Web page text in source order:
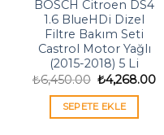
BOSCH Citroen DS4
1.6 BlueHDi Dizel
Filtre Bakım Seti
Castrol Motor Yağlı
(2015-2018) 5 Li
₺6,450.00 Orijinal
fiyat:
₺6,450.00.
₺4,268.00Şu
SEPETE EKLE